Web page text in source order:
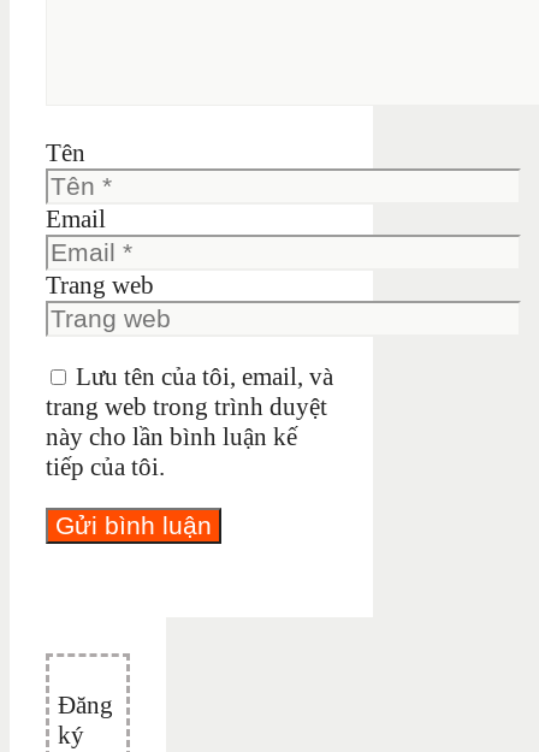
Tên
Email
Trang web
Lưu tên của tôi, email, và
trang web trong trình duyệt
này cho lần bình luận kế
tiếp của tôi.
Đăng
ký